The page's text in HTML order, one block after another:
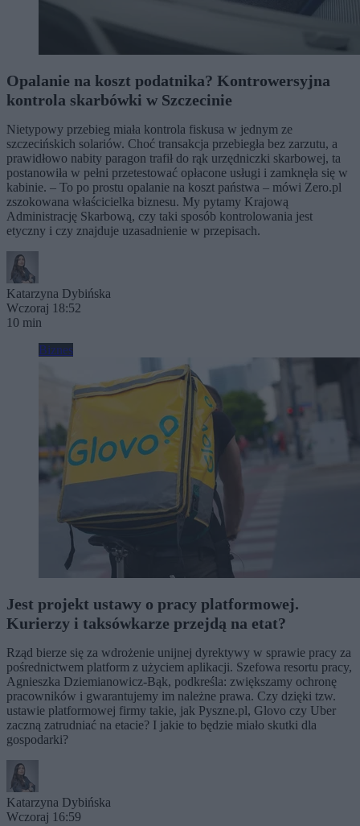
Opalanie na koszt podatnika? Kontrowersyjna
kontrola skarbówki w Szczecinie
Nietypowy przebieg miała kontrola fiskusa w jednym ze
szczecińskich solariów. Choć transakcja przebiegła bez zarzutu, a
prawidłowo nabity paragon trafił do rąk urzędniczki skarbowej, ta
postanowiła w pełni przetestować opłacone usługi i zamknęła się w
kabinie. – To po prostu opalanie na koszt państwa – mówi Zero.pl
zszokowana właścicielka biznesu. My pytamy Krajową
Administrację Skarbową, czy taki sposób kontrolowania jest
etyczny i czy znajduje uzasadnienie w przepisach.
Katarzyna Dybińska
Wczoraj 18:52
10 min
Biznes
Jest projekt ustawy o pracy platformowej.
Kurierzy i taksówkarze przejdą na etat?
Rząd bierze się za wdrożenie unijnej dyrektywy w sprawie pracy za
pośrednictwem platform z użyciem aplikacji. Szefowa resortu pracy,
Agnieszka Dziemianowicz-Bąk, podkreśla: zwiększamy ochronę
pracowników i gwarantujemy im należne prawa. Czy dzięki tzw.
ustawie platformowej firmy takie, jak Pyszne.pl, Glovo czy Uber
zaczną zatrudniać na etacie? I jakie to będzie miało skutki dla
gospodarki?
Katarzyna Dybińska
Wczoraj 16:59